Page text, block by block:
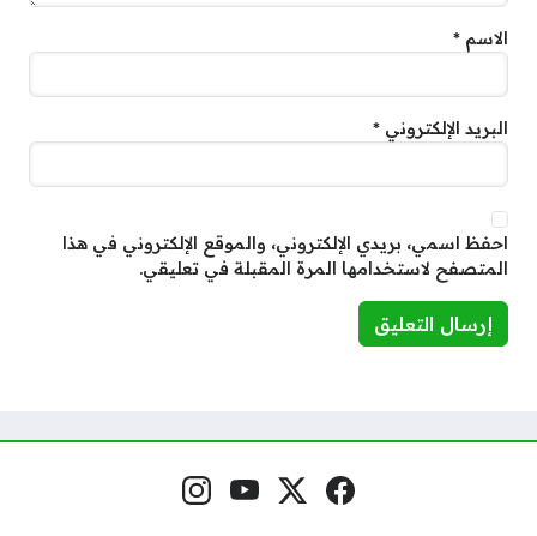
الاسم *
البريد الإلكتروني *
احفظ اسمي، بريدي الإلكتروني، والموقع الإلكتروني في هذا
المتصفح لاستخدامها المرة المقبلة في تعليقي.
مواقع التواصل فيسبوكمنصة إكس
يوتيوبإنستغرام